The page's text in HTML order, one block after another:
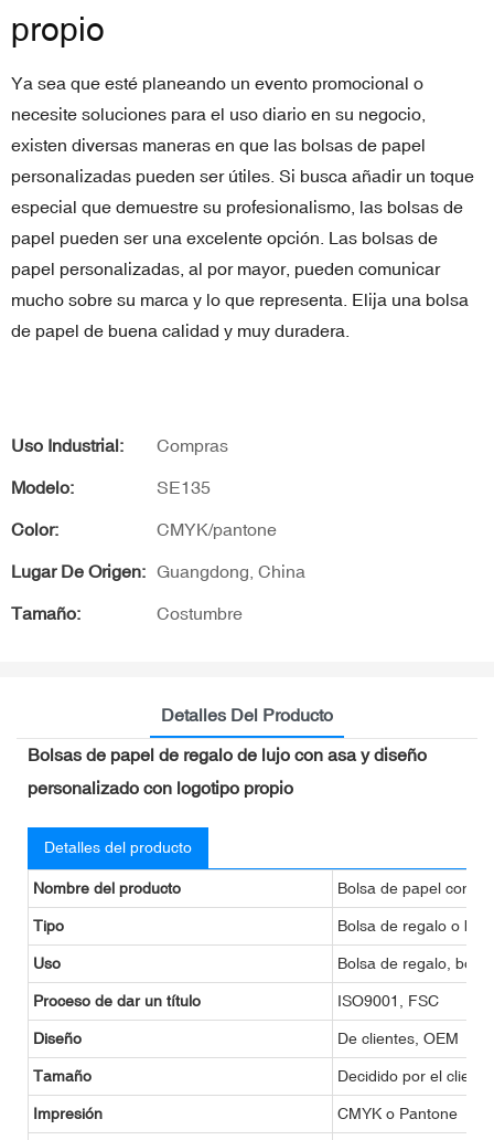
propio
Ya sea que esté planeando un evento promocional o
necesite soluciones para el uso diario en su negocio,
existen diversas maneras en que las bolsas de papel
personalizadas pueden ser útiles. Si busca añadir un toque
especial que demuestre su profesionalismo, las bolsas de
papel pueden ser una excelente opción. Las bolsas de
papel personalizadas, al por mayor, pueden comunicar
mucho sobre su marca y lo que representa. Elija una bolsa
de papel de buena calidad y muy duradera.
Uso Industrial: Compras
Modelo: SE135
Color: CMYK/pantone
Lugar De Origen: Guangdong, China
Tamaño: Costumbre
Detalles Del Producto
Bolsas de papel de regalo de lujo con asa y diseño
personalizado con logotipo propio
Detalles del producto
Nombre del producto Bolsa de papel con
Tipo Bolsa de regalo o
Uso Bolsa de regalo,
Proceso de dar un título ISO9001, FSC
Diseño De clientes, OEM
Tamaño Decidido por el cliente
Impresión CMYK o Pantone